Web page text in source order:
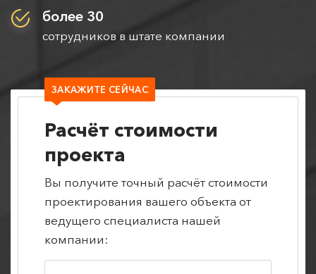
более 30
сотрудников в штате компании
ЗАКАЖИТЕ СЕЙЧАС
Расчёт стоимости
проекта
Вы получите точный расчёт стоимости
проектирования вашего объекта от
ведущего специалиста нашей
компании: